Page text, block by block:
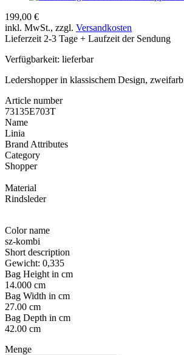
199,00 €
inkl. MwSt., zzgl. Versandkosten
Lieferzeit 2-3 Tage + Laufzeit der Sendung
Verfügbarkeit: lieferbar
Ledershopper in klassischem Design,
Article number
73135E703T
Name
Linia
Brand Attributes
Category
Shopper
Material
Rindsleder
Color name
sz-kombi
Short description
Gewicht: 0,335
Bag Height in cm
14.000 cm
Bag Width in cm
27.00 cm
Bag Depth in cm
42.00 cm
Menge